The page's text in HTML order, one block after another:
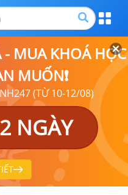
- MUA KHOÁ HỌC
MUỐN❗
(TỪ 10-12/08)
NGÀY